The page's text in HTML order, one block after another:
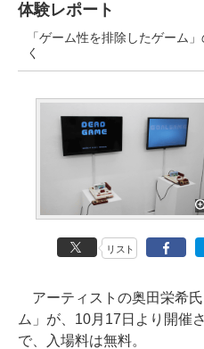
体験レポート
「ゲーム性を排除したゲーム
く
リスト
アーティストの奥田栄希
ム」が、10月17日より開催
で、入場料は無料。